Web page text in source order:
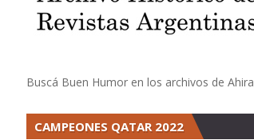
Buscá Buen Humor en los archivos de Ahira
CAMPEONES QATAR 2022